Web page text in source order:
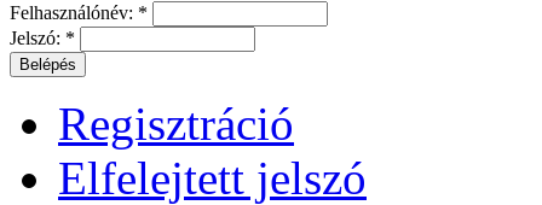
Felhasználónév: *
Jelszó: *
Regisztráció
Elfelejtett jelszó